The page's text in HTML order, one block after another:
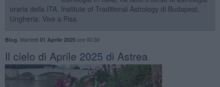
oraria della ITA, Institute of Traditional Astrology di Budapest,
Ungheria. Vive a Pisa.
Blog Martedì 01 Aprile 2025ore 00:30
​Il cielo di Aprile 2025 di Astrea